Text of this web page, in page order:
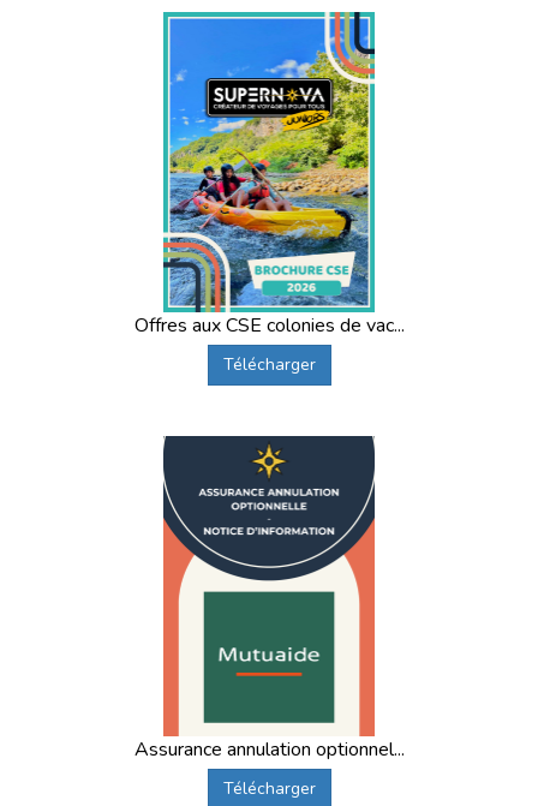
Offres aux CSE colonies de vac...
Télécharger
Assurance annulation optionnel...
Télécharger